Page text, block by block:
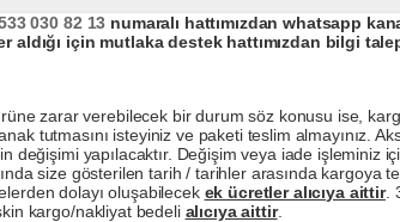
030 82 13 numaralı hattımızdan whatsapp
için mutlaka destek hattımızdan bilgi
zarar verebilecek bir durum söz konusu ise,
tutmasını isteyiniz ve paketi teslim almayınız.
değişimi yapılacaktır. Değişim veya iade işleminiz
size gösterilen tarih / tarihler arasında
dolayı oluşabilecek ek ücretler alıcıya aittir.
kargo/nakliyat bedeli alıcıya aittir.